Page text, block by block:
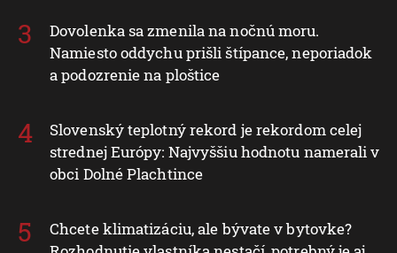
Dovolenka sa zmenila na nočnú moru.
Namiesto oddychu prišli štípance, neporiadok
a podozrenie na ploštice
Slovenský teplotný rekord je rekordom celej
strednej Európy: Najvyššiu hodnotu namerali v
obci Dolné Plachtince
Chcete klimatizáciu, ale bývate v bytovke?